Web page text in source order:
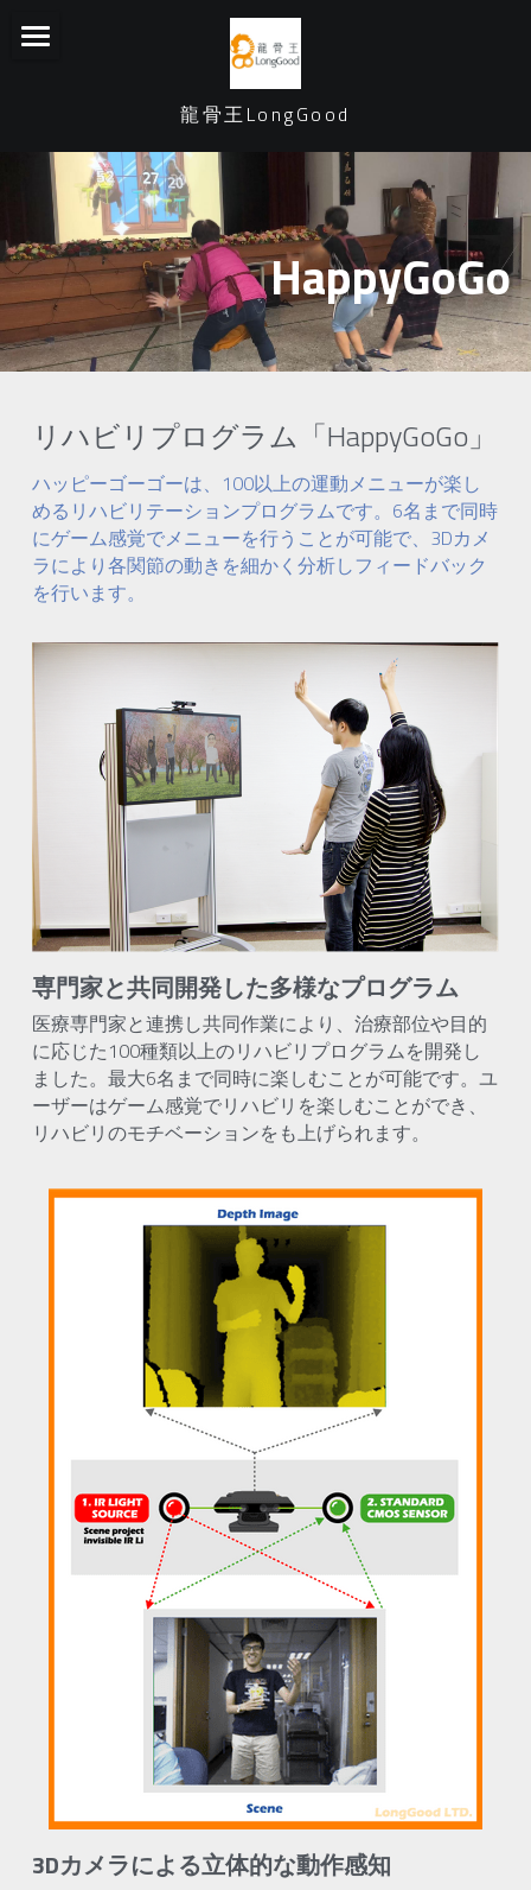
龍骨王LongGood
会社概要
お問い合わせ
PRODUCTS
GaitBEST
HappyGoGo
Japan
Taiwan
English
HappyGoGo
リハビリプログラム「HappyGoGo」
ハッピーゴーゴーは、100以上の運動メニューが楽し
めるリハビリテーションプログラムです。6名まで同時
にゲーム感覚でメニューを行うことが可能で、3Dカメ
ラにより各関節の動きを細かく分析しフィードバック
を行います。
専門家と共同開発した多様なプログラム
医療専門家と連携し共同作業により、治療部位や目的
に応じた100種類以上のリハビリプログラムを開発し
ました。最大6名まで同時に楽しむことが可能です。ユ
ーザーはゲーム感覚でリハビリを楽しむことができ、
リハビリのモチベーションをも上げられます。
3Dカメラによる立体的な動作感知